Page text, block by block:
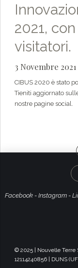
2021,
visitatori.
3 Novembre 2021
CIBUS 2020 è stato
Tieniti aggiornato
nostre pagine social.
Facebook - Instagram -
© 2025 | Nouvelle Terre
12114240856 | DUNS